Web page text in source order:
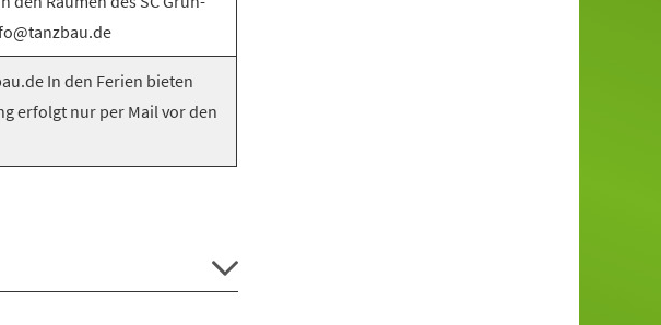
In den Ferien bieten
erfolgt nur per Mail vor den